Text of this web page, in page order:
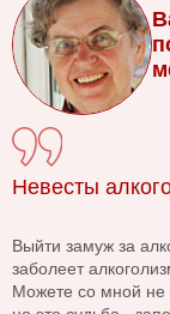
Невесты
Выйти замуж за
заболеет
Можете со мной не